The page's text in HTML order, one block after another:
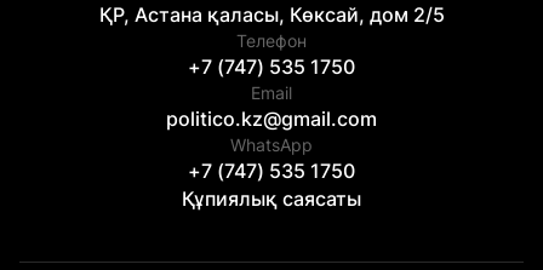
ҚР, Астана қаласы, Көксай, дом 2/5
Телефон
+7 (747) 535 1750
Email
politico.kz@gmail.com
WhatsApp
+7 (747) 535 1750
Құпиялық саясаты